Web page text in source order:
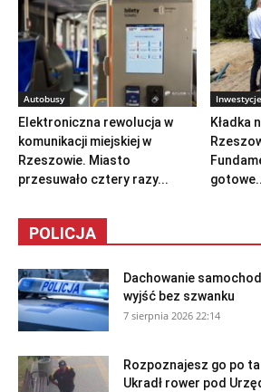
Autobusy
Elektroniczna rewolucja w
komunikacji miejskiej w
Rzeszowie. Miasto
przesuwało cztery razy...
Inwestycje
Kładka
POLICJA
Dachowanie
wyjść bez szwanku
7 sierpnia 2026 22:14
Rozpoznajesz go po
Ukradł rower pod